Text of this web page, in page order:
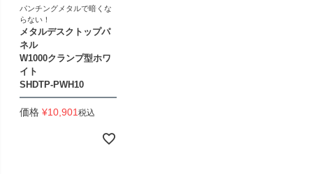
パンチングメタルで暗くな
らない！
メタルデスクトップパ
ネル
W1000クランプ型ホワ
イト
SHDTP-PWH10
価格 ¥10,901 税込